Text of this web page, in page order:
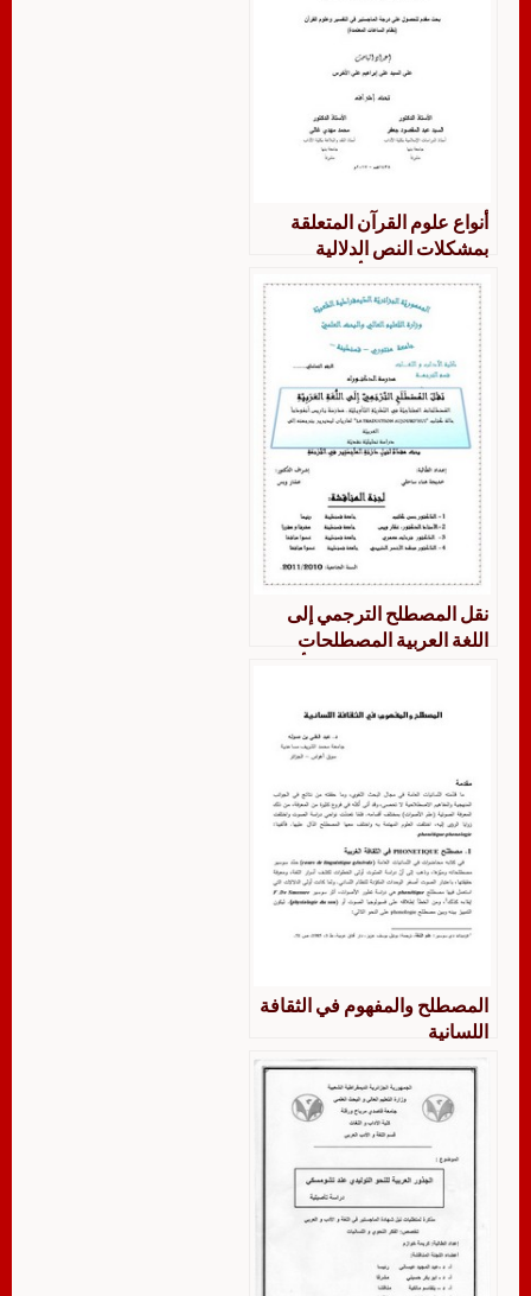
أنواع علوم القرآن المتعلقة
بمشكلات النص الدلالية
تحرير المصطلح
نقل المصطلح الترجمي إلى
اللغة العربية المصطلحات
كتاب لماريان ليديرير بترجمته
إلى العربية دراسة تحليلية نقدية
المصطلح والمفهوم في الثقافة
اللسانية